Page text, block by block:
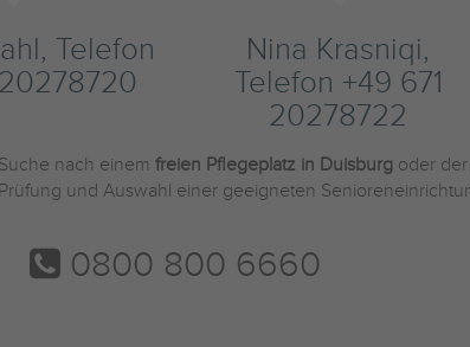
Telefon
Nina Krasniqi,
Telefon +49 671
20278722
nach einem freien Pflegeplatz in Duisburg oder
und Auswahl einer geeigneten
0800 800 6660